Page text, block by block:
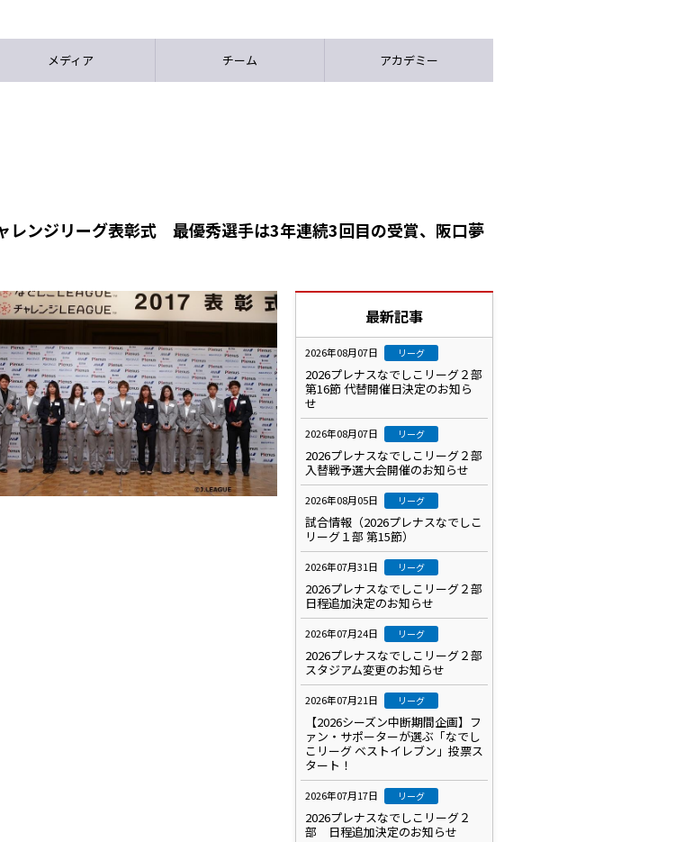
メディア チーム アカデミー
レンジリーグ表彰式 最優秀選手は3年連続3回目の受賞、阪口夢
最新記事
2026年08月07日 リーグ
2026プレナスなでしこリーグ２部
第16節 代替開催日決定のお知ら
せ
2026年08月07日 リーグ
2026プレナスなでしこリーグ２部
入替戦予選大会開催のお知らせ
2026年08月05日 リーグ
試合情報（2026プレナスなでしこ
リーグ１部 第15節）
2026年07月31日 リーグ
2026プレナスなでしこリーグ２部
日程追加決定のお知らせ
2026年07月24日 リーグ
2026プレナスなでしこリーグ２部
スタジアム変更のお知らせ
2026年07月21日 リーグ
【2026シーズン中断期間企画】フ
ァン・サポーターが選ぶ「なでし
こリーグ ベストイレブン」投票ス
タート！
2026年07月17日 リーグ
2026プレナスなでしこリーグ２
部 日程追加決定のお知らせ